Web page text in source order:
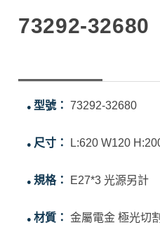
73292-32680
● 型號：73292-32680
● 尺寸： L:620 W120
● 規格： E27*3 光源另計
● 材質：金屬電金 極光切割